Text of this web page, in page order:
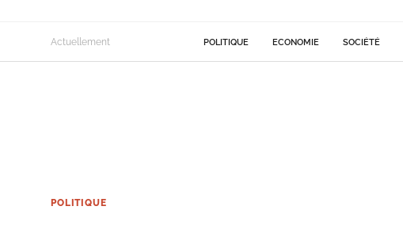
Actuellement POLITIQUE ECONOMIE SOCIÉTÉ
POLITIQUE